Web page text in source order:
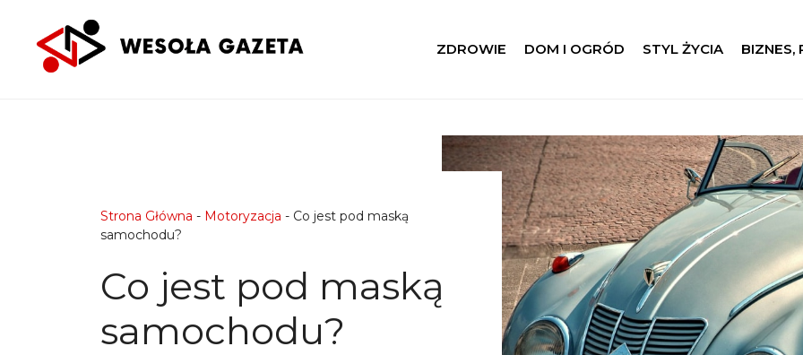
treści
ZDROWIE DOM I OGRÓD STYL ŻYCIA BIZNES,
Strona Główna - Motoryzacja - Co jest pod maską
samochodu?
Co jest pod maską
samochodu?